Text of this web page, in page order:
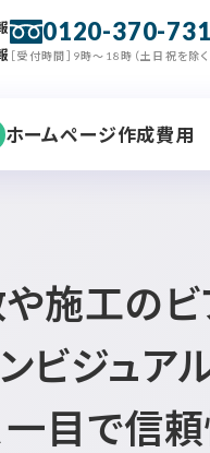
0120-370-731
［受付時間］9時～18時（土日祝を除く
ホームページ作成費用
施工のビ
ビジュア
一目で信